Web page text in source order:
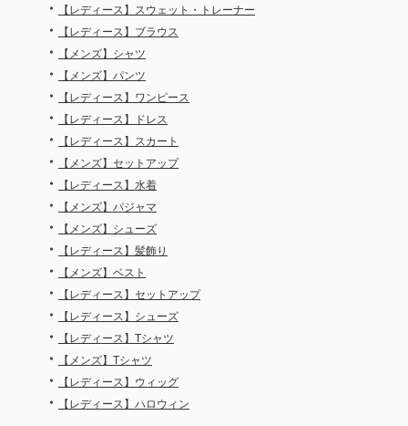
・ 【レディース】スウェット・トレーナー
・ 【レディース】ブラウス
・ 【メンズ】シャツ
・ 【メンズ】パンツ
・ 【レディース】ワンピース
・ 【レディース】ドレス
・ 【レディース】スカート
・ 【メンズ】セットアップ
・ 【レディース】水着
・ 【メンズ】パジャマ
・ 【メンズ】シューズ
・ 【レディース】髪飾り
・ 【メンズ】ベスト
・ 【レディース】セットアップ
・ 【レディース】シューズ
・ 【レディース】Tシャツ
・ 【メンズ】Tシャツ
・ 【レディース】ウィッグ
・ 【レディース】ハロウィン